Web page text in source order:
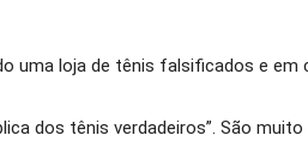
uma loja de tênis falsificados e
dos tênis verdadeiros”. São